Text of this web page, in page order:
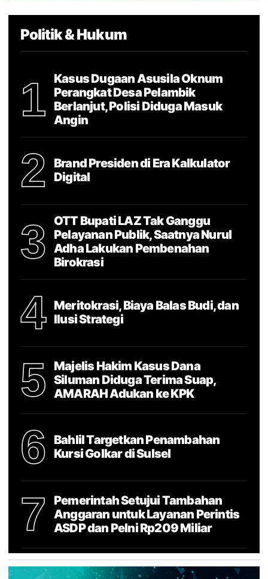
Politik & Hukum
1
Kasus Dugaan Asusila Oknum
Perangkat Desa Pelambik
Berlanjut, Polisi Diduga Masuk
Angin
2
Brand Presiden di Era Kalkulator
Digital
3
OTT Bupati LAZ Tak Ganggu
Pelayanan Publik, Saatnya Nurul
Adha Lakukan Pembenahan
Birokrasi
4
Meritokrasi, Biaya Balas Budi, dan
Ilusi Strategi
5
Majelis Hakim Kasus Dana
Siluman Diduga Terima Suap,
AMARAH Adukan ke KPK
6
Bahlil Targetkan Penambahan
Kursi Golkar di Sulsel
7
Pemerintah Setujui Tambahan
Anggaran untuk Layanan Perintis
ASDP dan Pelni Rp209 Miliar